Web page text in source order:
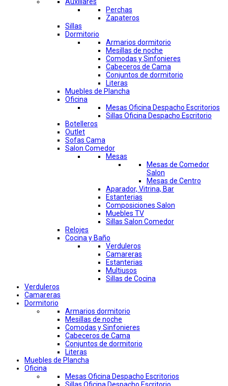
Auxiliares
Perchas
Zapateros
Sillas
Dormitorio
Armarios dormitorio
Mesillas de noche
Comodas y Sinfonieres
Cabeceros de Cama
Conjuntos de dormitorio
Literas
Muebles de Plancha
Oficina
Mesas Oficina Despacho Escritorios
Sillas Oficina Despacho Escritorio
Botelleros
Outlet
Sofas Cama
Salon Comedor
Mesas
Mesas de Comedor
Salon
Mesas de Centro
Aparador, Vitrina, Bar
Estanterias
Composiciones Salon
Muebles TV
Sillas Salon Comedor
Relojes
Cocina y Baño
Verduleros
Camareras
Estanterias
Multiusos
Sillas de Cocina
Verduleros
Camareras
Dormitorio
Armarios dormitorio
Mesillas de noche
Comodas y Sinfonieres
Cabeceros de Cama
Conjuntos de dormitorio
Literas
Muebles de Plancha
Oficina
Mesas Oficina Despacho Escritorios